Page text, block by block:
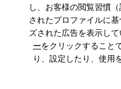
し、お客様の閲覧習慣
されたプロファイルに
ズされた広告を表示して
ーをクリックすること
り、設定したり、使用
CAMPER メンズ 靴 メンズ
Sale: さらに